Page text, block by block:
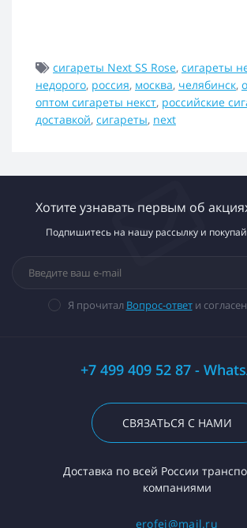
сигареты Next SS Rose, сигареты
недорого, россия, москва, челябинск,
оптом сигареты некст, российские
доставкой, сигареты, next
Хотите узнавать первым об
Подпишитесь на нашу рассылку и
Я прочитал Вопрос-ответи
+7 499 409 52 87 -
СВЯЗАТЬСЯ С НАМИ
Доставка по всей России
компаниями
erofej@mail.ru